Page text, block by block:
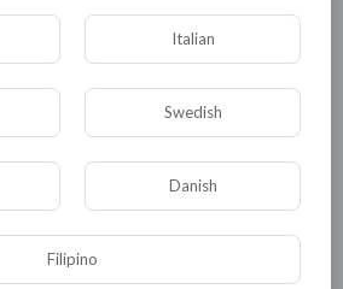
нет
В мире
Italian
Swedish
Danish
Filipino